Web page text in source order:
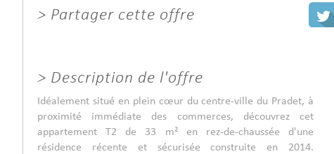
> Partager cette offre
> Description de l'offre
Idéalement situé en plein cœur du centre-ville du Pradet, à
proximité immédiate des commerces, découvrez cet
appartement T2 de 33 m² en rez-de-chaussée d'une
résidence récente et sécurisée construite en 2014.